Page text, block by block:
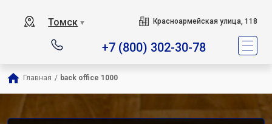
Томск ▼ Красноармейская улица, 118
+7 (800) 302-30-78
Главная / back office 1000